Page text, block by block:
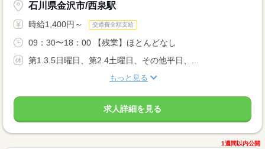
石川県金沢市/西泉駅
時給1,400円～ 交通費全額支給
09：30〜18：00 【残業】ほとんどなし
第1.3.5日曜日、第2.4土曜日、その他平日、...
もっと見る
求人詳細を見る
1週間以内公開